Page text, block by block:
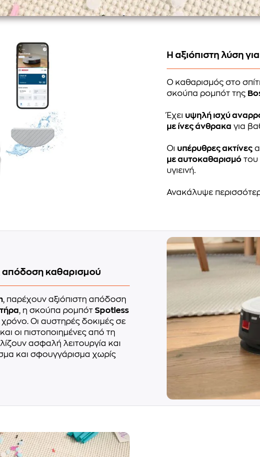
Η αξιόπιστη λύση
Ο καθαρισμός στο
σκούπα ρομπότ της
Έχειυψηλή ισχύ
με ίνες άνθρακα για
Οιυπέρυθρες ακτίνες
με αυτοκαθαρισμό του
υγιεινή.
Ανακάλυψε
απόδοση καθαρισμού
, παρέχουν αξιόπιστη απόδοση
, η σκούπα ρομπότ Spotless
Οι αυστηρές δοκιμές σε
οι πιστοποιημένες από τη
ασφαλή λειτουργία και
και σφουγγάρισμα χωρίς